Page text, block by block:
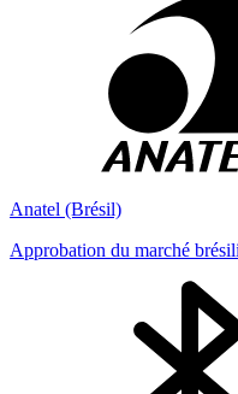
Anatel (Brésil)
Approbation du marché